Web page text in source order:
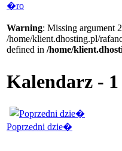
�ro
Warning: Missing argument
/home/klient.dhosting.pl/
defined in /home/
Kalendarz -
Poprzedni dzie�